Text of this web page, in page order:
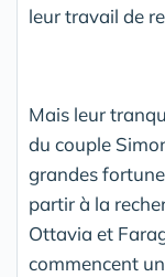
leur travail de
Mais leur
du couple
grandes
partir à la
Ottavia et
commencent